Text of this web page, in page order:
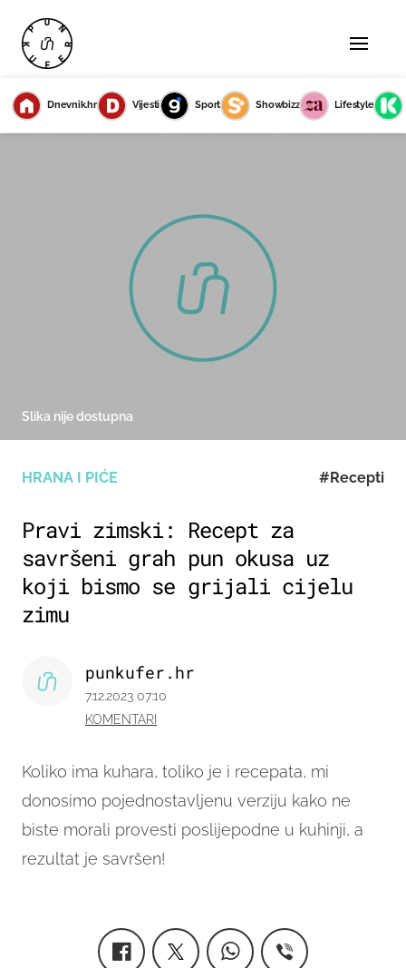
Dnevnik.hr Vijesti Sport Showbizz Lifestyle
HRANA I PIĆE #Recepti
Pravi zimski: Recept za
savršeni grah pun okusa uz
koji bismo se grijali cijelu
zimu
Koliko ima kuhara, toliko je i recepata, mi
donosimo pojednostavljenu verziju kako ne
biste morali provesti poslijepodne u kuhinji, a
rezultat je savršen!
punkufer.hr
7.12.2023 07:10
KOMENTARI
Slika nije dostupna